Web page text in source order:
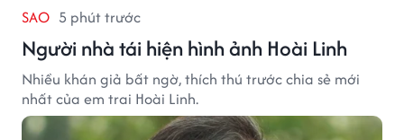
SAO 5 phút trước
Người nhà tái hiện hình ảnh Hoài Linh
Nhiều khán giả bất ngờ, thích thú trước chia sẻ mới
nhất của em trai Hoài Linh.